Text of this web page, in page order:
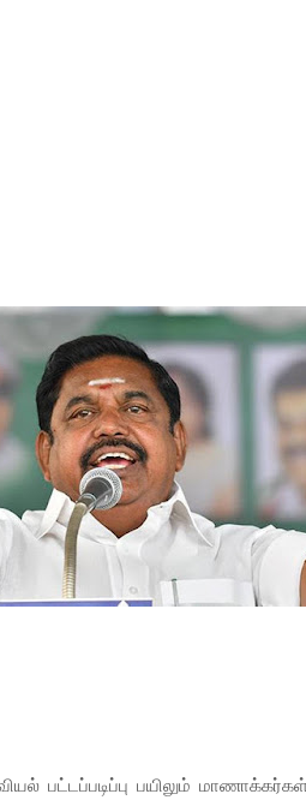
பட்டப்படிப்பு பயிலும்